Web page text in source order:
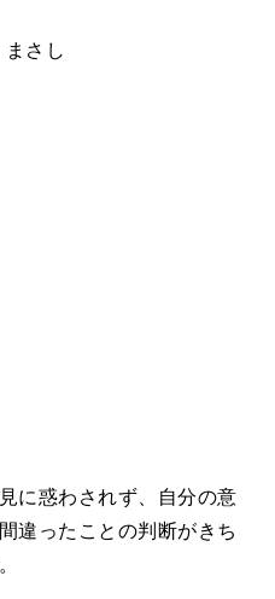
さし
に惑わされず、自分の意
違ったことの判断がきち